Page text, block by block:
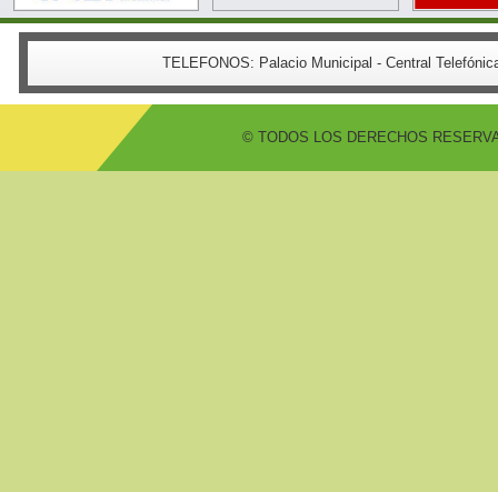
TELEFONOS: Palacio Municipal - Central
© TODOS LOS DERECHOS